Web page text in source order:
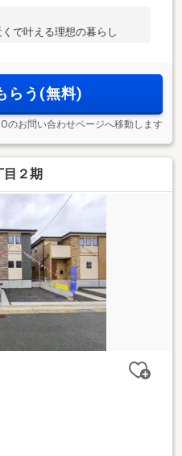
で叶える理想の暮らし
らう(無料)
のお問い合わせページへ移動します
２期